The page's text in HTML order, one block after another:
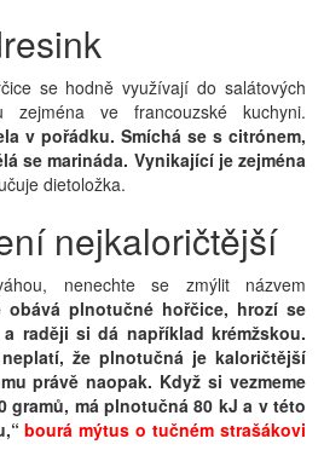
se hodně využívají do salátových
zejména ve francouzské kuchyni.
v pořádku. Smíchá se s citrónem,
se marináda. Vynikající je zejména
dietoložka.
nejkaloričtější
nenechte se zmýlit názvem
obává plnotučné hořčice, hrozí se
raději si dá například krémžskou.
že plnotučná je kaloričtější
právě naopak. Když si vezmeme
gramů, má plnotučná 80 kJ a v této
bourá mýtus o tučném strašákovi